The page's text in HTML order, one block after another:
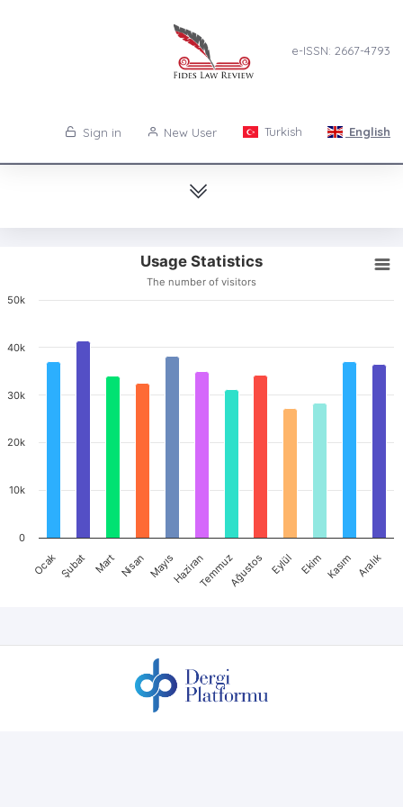
e-ISSN: 2667-4793
Sign in New User Turkish English
Usage Statistics
The number of visitors
Ocak Şubat Mart Nisan MayısHaziranTemmuzAğustos Eylül Ekim Kasım Aralık
0
10k
20k
30k
40k
50k